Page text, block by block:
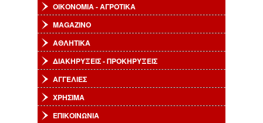
ΟΙΚΟΝΟΜΙΑ - ΑΓΡΟΤΙΚΑ
MAGAZINO
ΑΘΛΗΤΙΚΑ
ΔΙΑΚΗΡΥΞΕΙΣ - ΠΡΟΚΗΡΥΞΕΙΣ
ΑΓΓΕΛΙΕΣ
ΧΡΗΣΙΜΑ
ΕΠΙΚΟΙΝΩΝΙΑ